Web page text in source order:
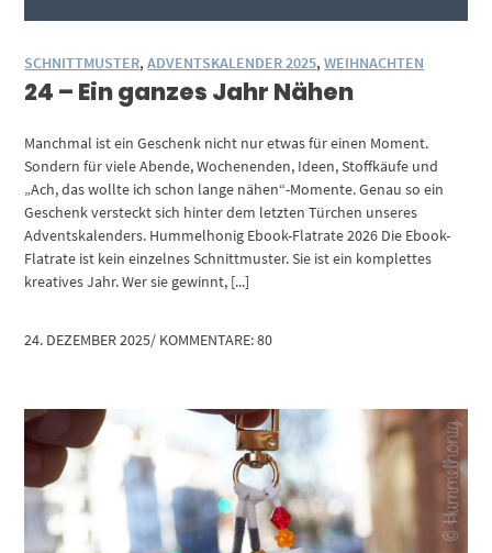
SCHNITTMUSTER,ADVENTSKALENDER 2025,WEIHNACHTEN
24 – Ein ganzes Jahr Nähen
Manchmal ist ein Geschenk nicht nur etwas für einen Moment.
Sondern für viele Abende, Wochenenden, Ideen, Stoffkäufe und
„Ach, das wollte ich schon lange nähen“-Momente. Genau so ein
Geschenk versteckt sich hinter dem letzten Türchen unseres
Adventskalenders. Hummelhonig Ebook-Flatrate 2026 Die Ebook-
Flatrate ist kein einzelnes Schnittmuster. Sie ist ein komplettes
kreatives Jahr. Wer sie gewinnt, [...]
24. DEZEMBER 2025/ KOMMENTARE: 80